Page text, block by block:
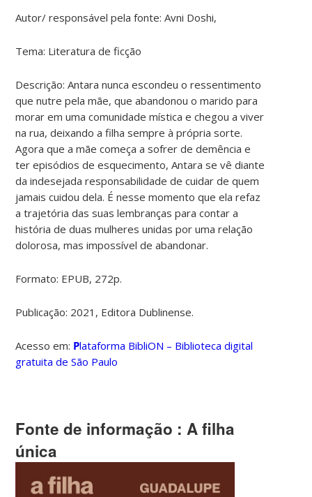
Autor/ responsável pela fonte: Avni Doshi,
Tema: Literatura de ficção
Descrição: Antara nunca escondeu o ressentimento
que nutre pela mãe, que abandonou o marido para
morar em uma comunidade mística e chegou a viver
na rua, deixando a filha sempre à própria sorte.
Agora que a mãe começa a sofrer de demência e
ter episódios de esquecimento, Antara se vê diante
da indesejada responsabilidade de cuidar de quem
jamais cuidou dela. É nesse momento que ela refaz
a trajetória das suas lembranças para contar a
história de duas mulheres unidas por uma relação
dolorosa, mas impossível de abandonar.
Formato: EPUB, 272p.
Publicação: 2021, Editora Dublinense.
Acesso em: Plataforma BibliON – Biblioteca digital
gratuita de São Paulo
Fonte de informação : A filha
única